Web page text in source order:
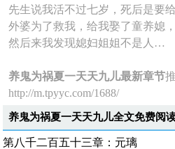
先生说我活不过七岁，死后是要
外婆为了救我，给我娶了童养媳
然后来我发现媳妇姐姐不是人…
养鬼为祸夏一天天九儿最新章节
http://m.tpyyc.com/1688/
养鬼为祸夏一天天九儿全文免费阅
第八千二百五十三章：元璃